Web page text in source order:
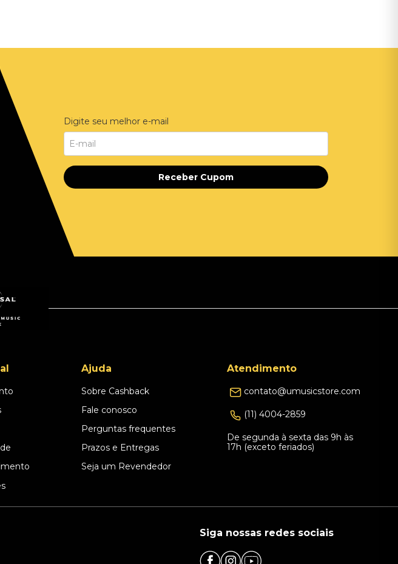
Digite seu melhor e-mail
Receber Cupom
Ajuda
Sobre Cashback
Fale conosco
Perguntas frequentes
Prazos e Entregas
Seja um Revendedor
Atendimento
contato@umusicstore.com
(11) 4004-2859
De segunda à sexta das 9h às
17h (exceto feriados)
Siga nossas redes sociais